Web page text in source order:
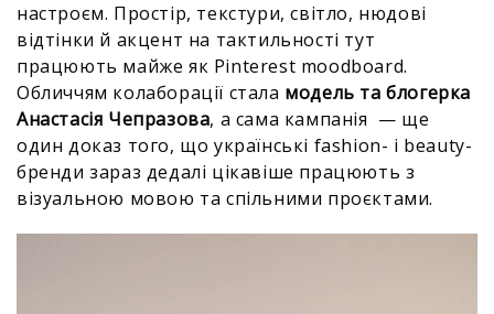
настроєм. Простір, текстури, світло, нюдові
відтінки й акцент на тактильності тут
працюють майже як Pinterest moodboard.
Обличчям колаборації стала модель та блогерка
Анастасія Чепразова, а сама кампанія — ще
один доказ того, що українські fashion- і beauty-
бренди зараз дедалі цікавіше працюють з
візуальною мовою та спільними проєктами.